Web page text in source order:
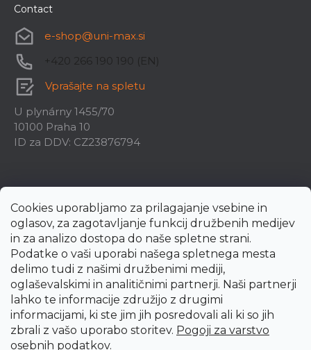
Cookies uporabljamo za prilagajanje vsebine in
oglasov, za zagotavljanje funkcij družbenih medijev
in za analizo dostopa do naše spletne strani.
Podatke o vaši uporabi našega spletnega mesta
delimo tudi z našimi družbenimi mediji,
oglaševalskimi in analitičnimi partnerji. Naši partnerji
lahko te informacije združijo z drugimi
informacijami, ki ste jim jih posredovali ali ki so jih
zbrali z vašo uporabo storitev. Pogoji za varstvo
osebnih podatkov.
Contact
e-shop@uni-max.si
+420 266 190 190 (EN)
Vprašajte na spletu
U plynárny 1455/70
10100 Praha 10
ID za DDV: CZ23876794
Created by Shoptet Premium